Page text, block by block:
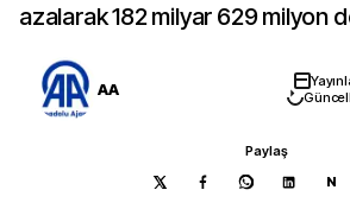
azalarak 182 milyar 629 milyon
AA
Paylaş
N